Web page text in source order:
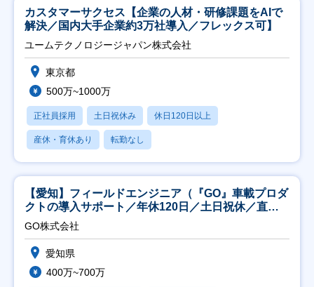
カスタマーサクセス【企業の人材・研修課題をAIで
解決／国内大手企業約3万社導入／フレックス可】
ユームテクノロジージャパン株式会社
東京都
500万~1000万
正社員採用 土日祝休み 休日120日以上
産休・育休あり 転勤なし
【愛知】フィールドエンジニア（『GO』車載プロダ
クトの導入サポート／年休120日／土日祝休／直行
直帰
GO株式会社
愛知県
400万~700万